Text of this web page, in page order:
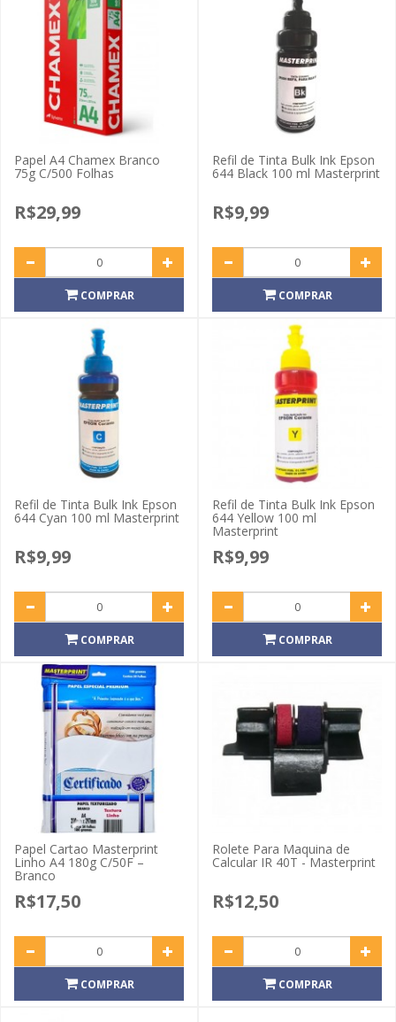
Papel A4 Chamex Branco
75g C/500 Folhas
R$29,99
COMPRAR
Refil de Tinta Bulk Ink Epson
644 Black 100 ml Masterprint
R$9,99
COMPRAR
Refil de Tinta Bulk Ink Epson
644 Cyan 100 ml Masterprint
R$9,99
COMPRAR
Refil de Tinta Bulk Ink Epson
644 Yellow 100 ml
Masterprint
R$9,99
COMPRAR
Papel Cartao Masterprint
Linho A4 180g C/50F –
Branco
R$17,50
COMPRAR
Rolete Para Maquina de
Calcular IR 40T - Masterprint
R$12,50
COMPRAR